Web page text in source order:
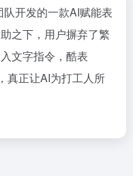
开发的一款AI赋能表
之下，用户摒弃了繁
文字指令，酷表
真正让AI为打工人所